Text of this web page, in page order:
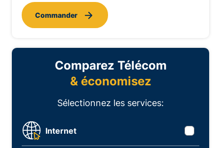
Commander
Comparez Télécom
& économisez
Sélectionnez les services:
Internet